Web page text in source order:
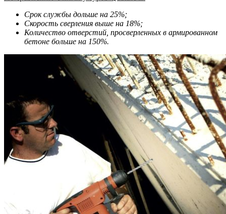
Срок службы дольше на 25%;
Скорость сверления выше на 18%;
Количество отверстий, просверленных в армированном
бетоне больше на 150%.